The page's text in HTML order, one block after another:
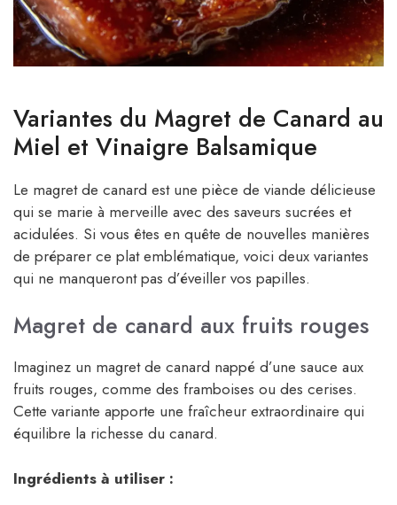
Variantes du Magret de Canard au
Miel et Vinaigre Balsamique
Le magret de canard est une pièce de viande délicieuse
qui se marie à merveille avec des saveurs sucrées et
acidulées. Si vous êtes en quête de nouvelles manières
de préparer ce plat emblématique, voici deux variantes
qui ne manqueront pas d’éveiller vos papilles.
Magret de canard aux fruits rouges
Imaginez un magret de canard nappé d’une sauce aux
fruits rouges, comme des framboises ou des cerises.
Cette variante apporte une fraîcheur extraordinaire qui
équilibre la richesse du canard.
Ingrédients à utiliser :